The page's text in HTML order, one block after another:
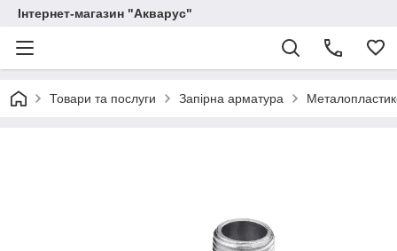
Інтернет-магазин "Акварус"
Товари та послуги Запірна арматура